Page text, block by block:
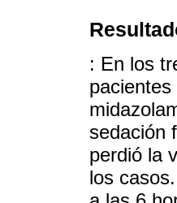
: En los
sedación
perdió la
los